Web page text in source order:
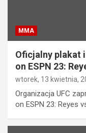
MMA
Oficjalny plakat
on ESPN 23:
wtorek, 13 kwietnia,
Organizacja UFC
on ESPN 23: Reyes